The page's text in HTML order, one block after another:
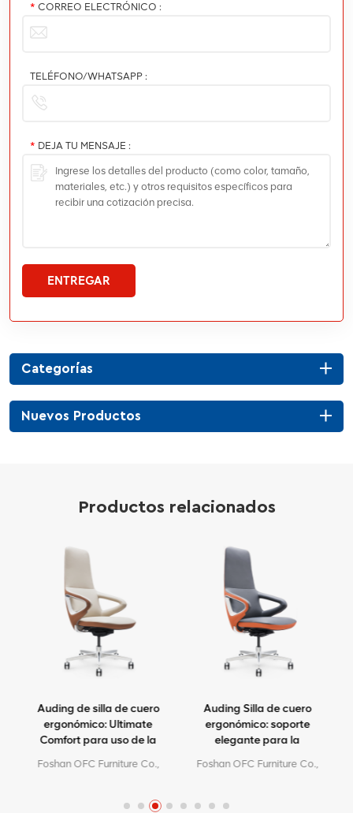
* CORREO ELECTRÓNICO :
TELÉFONO/WHATSAPP :
* DEJA TU MENSAJE :
ENTREGAR
Categorías
Nuevos Productos
Productos relacionados
Auding de silla de cuero
ergonómico: Ultimate
Comfort para uso de la
Foshan OFC Furniture Co.,
Auding Silla de cuero
ergonómico: soporte
elegante para la
Foshan OFC Furniture Co.,